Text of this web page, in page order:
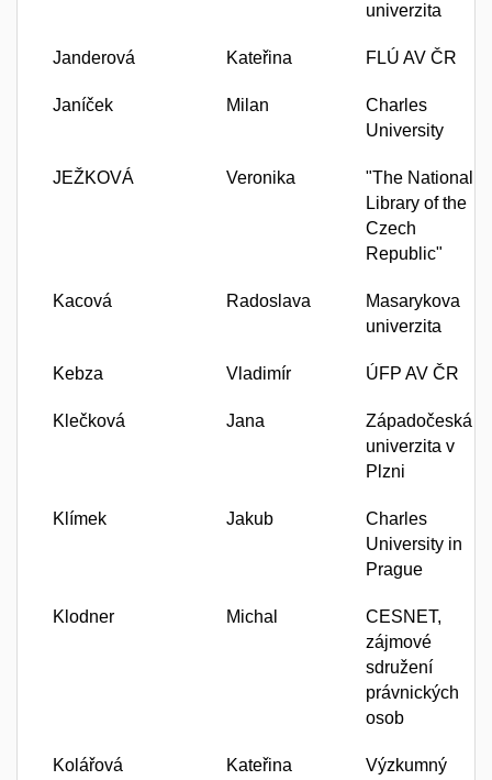
univerzita
Janderová Kateřina FLÚ AV ČR
Janíček Milan
Charles
University
JEŽKOVÁ Veronika
"The National
Library of the
Czech
Republic"
Kacová Radoslava
Masarykova
univerzita
Kebza Vladimír ÚFP AV ČR
Klečková Jana
Západočeská
univerzita v
Plzni
Klímek Jakub
Charles
University in
Prague
Klodner Michal
CESNET,
zájmové
sdružení
právnických
osob
Kolářová Kateřina
Výzkumný